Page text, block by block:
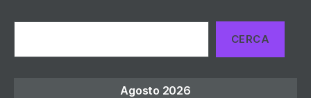
CERCA
Agosto 2026